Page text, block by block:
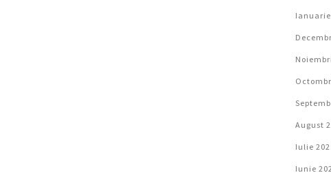
Ianuarie
August
Iulie
Iunie